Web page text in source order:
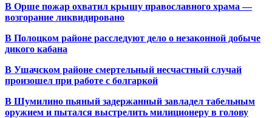
В Орше пожар охватил крышу православного храма —
возгорание ликвидировано
В Полоцком районе расследуют дело о незаконной добыче
дикого кабана
В Ушачском районе смертельный несчастный случай
произошел при работе с болгаркой
В Шумилино пьяный задержанный завладел табельным
оружием и пытался выстрелить милиционеру в голову